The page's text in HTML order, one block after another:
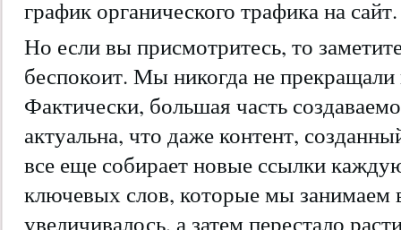
график органического трафика на
Но если вы присмотритесь, то
беспокоит. Мы никогда не прекращали
Фактически, большая часть
актуальна, что даже контент,
все еще собирает новые ссылки
ключевых слов, которые мы занимаем
увеличивалось, а затем перестало